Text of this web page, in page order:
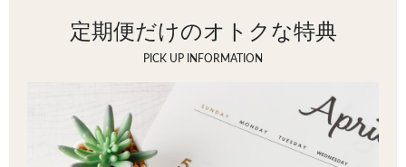
定期便だけのオトクな特典
PICK UP INFORMATION